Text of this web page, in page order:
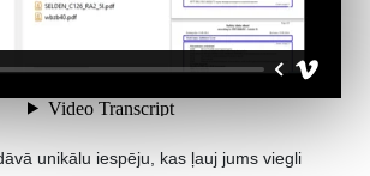
unikālu iespēju, kas ļauj jums viegli